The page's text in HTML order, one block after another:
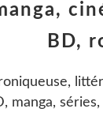
BD,
manga,